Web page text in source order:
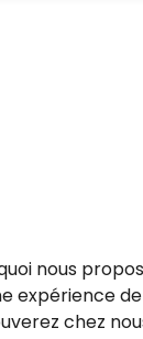
nous
expérience de
chez